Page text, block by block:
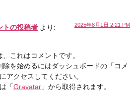
トの投稿者 より: 2025年8月1日 2:21 PM
、これはコメントです。
除を始めるにはダッシュボードの「コメ
アクセスしてください。
「Gravatar 」から取得されます。